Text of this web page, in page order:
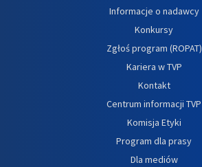
Informacje o nadawcy
Konkursy
Zgłoś program (ROPAT)
Kariera w TVP
Kontakt
Centrum informacji TVP
Komisja Etyki
Program dla prasy
Dla mediów